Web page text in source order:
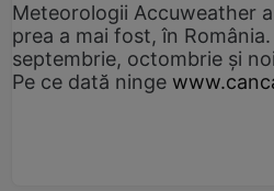
Meteorologii Accuweather
prea a mai fost, în
septembrie, octombrie și
Pe ce dată ninge